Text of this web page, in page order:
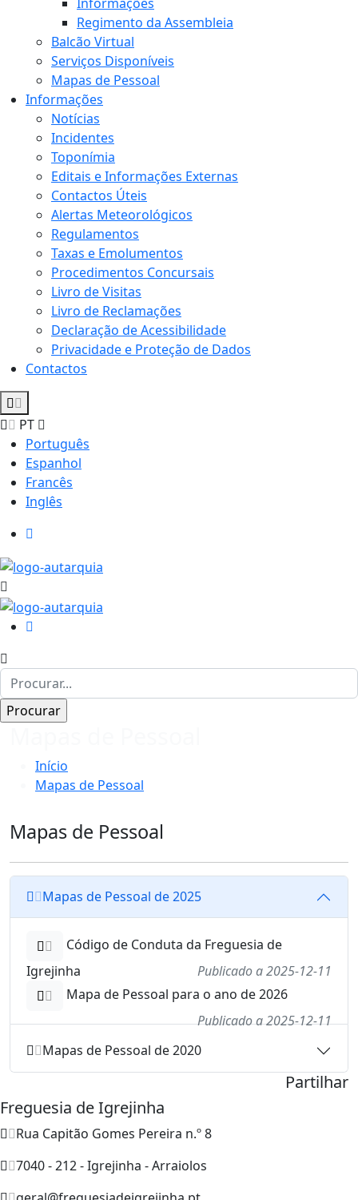
Informações
Regimento da Assembleia
Balcão Virtual
Serviços Disponíveis
Mapas de Pessoal
Informações
Notícias
Incidentes
Toponímia
Editais e Informações Externas
Contactos Úteis
Alertas Meteorológicos
Regulamentos
Taxas e Emolumentos
Procedimentos Concursais
Livro de Visitas
Livro de Reclamações
Declaração de Acessibilidade
Privacidade e Proteção de Dados
Contactos
PT
Português
Espanhol
Francês
Inglês
Início
Mapas de Pessoal
Mapas de Pessoal
Mapas de Pessoal de 2025
Código de Conduta da Freguesia de
Igrejinha
Publicado a 2025-12-11
Mapa de Pessoal para o ano de 2026
Publicado a 2025-12-11
Mapas de Pessoal de 2020
Partilhar
Freguesia de Igrejinha
Rua Capitão Gomes Pereira n.º 8
7040 - 212 - Igrejinha - Arraiolos